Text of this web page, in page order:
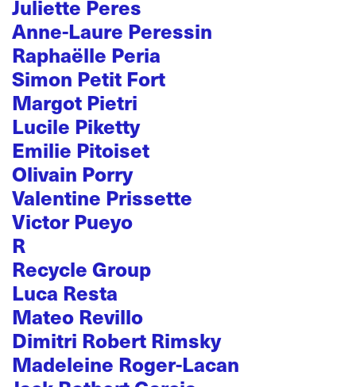
Juliette Peres
Anne-Laure Peressin
Raphaëlle Peria
Simon Petit Fort
Margot Pietri
Lucile Piketty
Emilie Pitoiset
Olivain Porry
Valentine Prissette
Victor Pueyo
R
Recycle Group
Luca Resta
Mateo Revillo
Dimitri Robert Rimsky
Madeleine Roger-Lacan